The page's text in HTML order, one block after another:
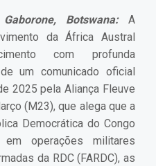
Botswana:A
da África Austral
com profunda
um comunicado oficial
2025 pela Aliança Fleuve
(M23), que alega que a
Democrática do Congo
em operações militares
da RDC (FARDC), as